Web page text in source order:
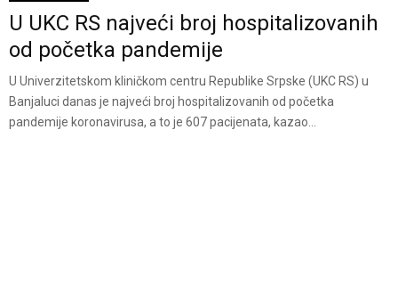
U UKC RS najveći broj hospitalizovanih
od početka pandemije
U Univerzitetskom kliničkom centru Republike Srpske (UKC RS) u
Banjaluci danas je najveći broj hospitalizovanih od početka
pandemije koronavirusa, a to je 607 pacijenata, kazao...